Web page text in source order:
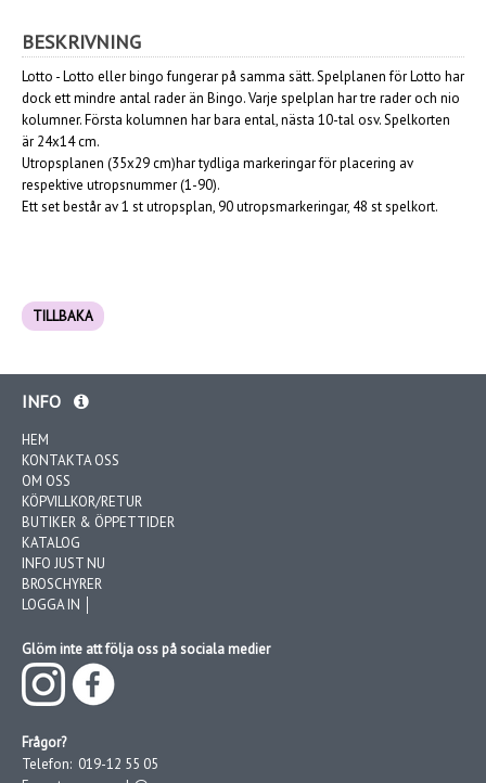
BESKRIVNING
Lotto - Lotto eller bingo fungerar på samma sätt. Spelplanen för Lotto har
dock ett mindre antal rader än Bingo. Varje spelplan har tre rader och nio
kolumner. Första kolumnen har bara ental, nästa 10-tal osv. Spelkorten
är 24x14 cm.
Utropsplanen (35x29 cm)har tydliga markeringar för placering av
respektive utropsnummer (1-90).
Ett set består av 1 st utropsplan, 90 utropsmarkeringar, 48 st spelkort.
TILLBAKA
INFO
HEM
KONTAKTA OSS
OM OSS
KÖPVILLKOR/RETUR
BUTIKER & ÖPPETTIDER
KATALOG
INFO JUST NU
BROSCHYRER
LOGGA IN │
Glöm inte att följa oss på sociala medier
Frågor?
Telefon: 019-12 55 05